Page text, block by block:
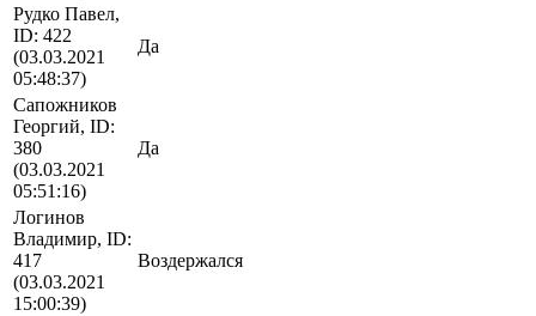
Рудко Павел,
ID: 422
(03.03.2021
05:48:37)
Да
Сапожников
Георгий, ID:
380
(03.03.2021
05:51:16)
Да
Логинов
Владимир, ID:
417
(03.03.2021
15:00:39)
Воздержался